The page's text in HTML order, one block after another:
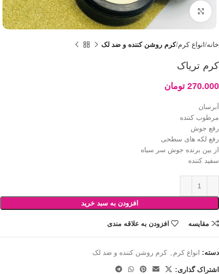
بزرگنمایی تصویر
خانه انواع کرم کرم روشن کننده و ضد لک
کرم تریاک
270.000 تومان
آبرسان
مرطوب کننده
رفع جوش
رفع لکه های سطحی
از بین برنده جوش سر سیاه
سفید کننده
افزودن به سبد خرید
مقایسه افزودن به علاقه مندی
دسته: انواع کرم , کرم روشن کننده و ضد لک
اشتراک گذاری: